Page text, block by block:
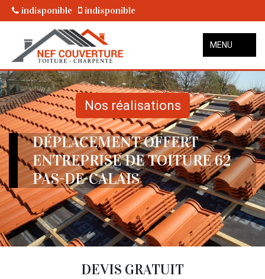
indisponible indisponible
MENU
Nos réalisations
DÉPLACEMENT OFFERT
ENTREPRISE DE TOITURE 62
PAS-DE-CALAIS
DEVIS GRATUIT